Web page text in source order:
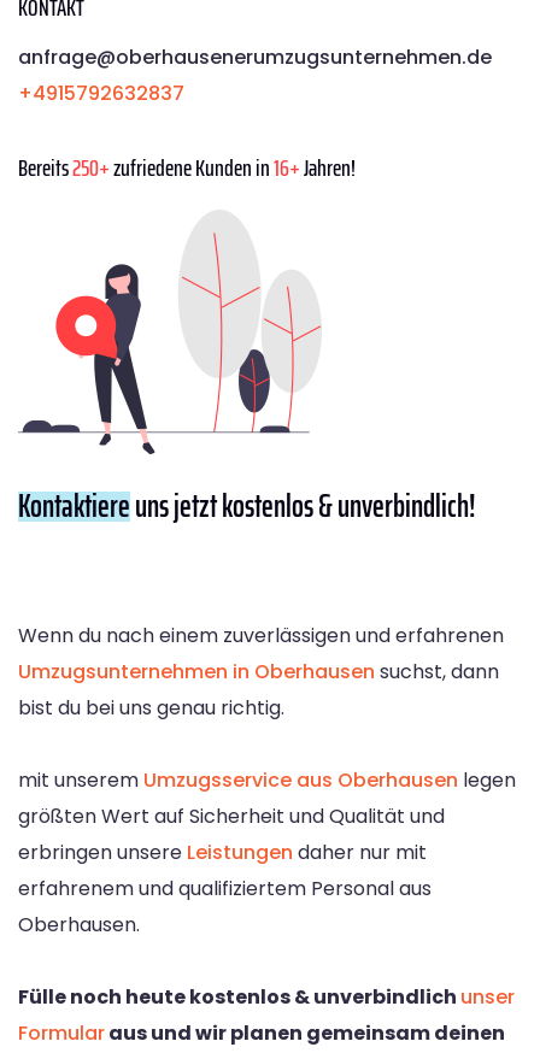
anfrage@oberhausenerumzugsunternehmen.de
+4915792632837
Bereits250+zufriedene Kunden in16+Jahren!
Kontaktiereuns jetzt kostenlos & unverbindlich!
Wenn du nach einem zuverlässigen und erfahrenen
Umzugsunternehmen in Oberhausen suchst, dann
bist du bei uns genau richtig.
mit unserem Umzugsservice aus Oberhausen legen
größten Wert auf Sicherheit und Qualität und
erbringen unsere Leistungen daher nur mit
erfahrenem und qualifiziertem Personal aus
Oberhausen.
Fülle noch heute kostenlos & unverbindlich unser
Formularaus und wir planen gemeinsam deinen